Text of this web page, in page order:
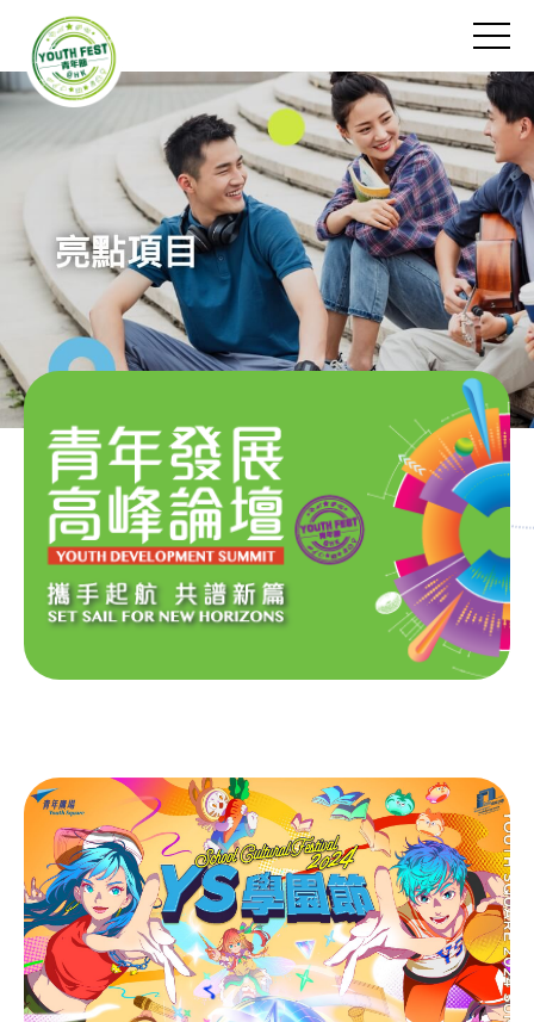
主
要
換
菜
單
亮
點
項
目
2024年亮點項目
青年發展高峰論壇